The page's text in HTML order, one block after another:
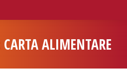
CARTA ALIMENTARE